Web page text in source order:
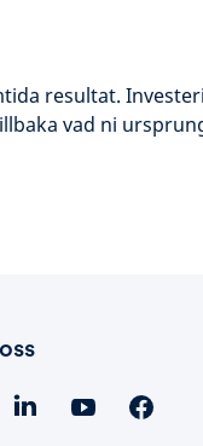
resultat.
vad ni